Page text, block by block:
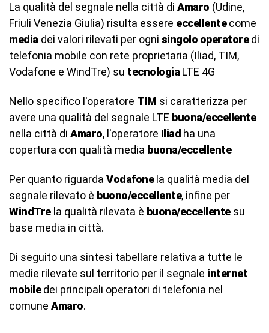
La qualità del segnale nella città di Amaro (Udine,
Friuli Venezia Giulia) risulta essere eccellentecome
media dei valori rilevati per ogni singolo operatoredi
telefonia mobile con rete proprietaria (Iliad, TIM,
Vodafone e WindTre) su tecnologia LTE 4G
Nello specifico l'operatore TIM si caratterizza per
avere una qualità del segnale LTE buona/eccellente
nella città di Amaro, l'operatore Iliad ha una
copertura con qualità media buona/eccellente
Per quanto riguarda Vodafonela qualità media del
segnale rilevato è buono/eccellente, infine per
WindTrela qualità rilevata è buona/eccellentesu
base media in città.
Di seguito una sintesi tabellare relativa a tutte le
medie rilevate sul territorio per il segnale internet
mobiledei principali operatori di telefonia nel
comune Amaro.